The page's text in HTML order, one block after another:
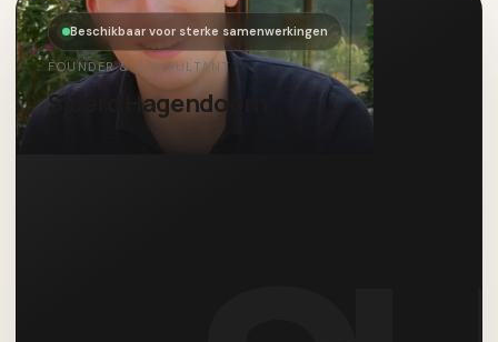
Beschikbaar voor sterke samenwerkingen
FOUNDER & CONSULTANT
Sjoerd Hagendoorn